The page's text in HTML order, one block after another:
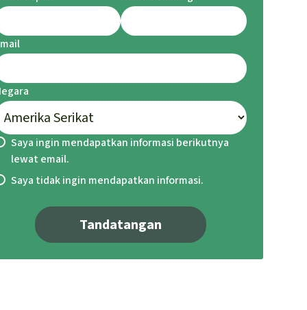
Saya ingin mendapatkan informasi berikutnya
lewat email.
Saya tidak ingin mendapatkan informasi.
Tandatangan